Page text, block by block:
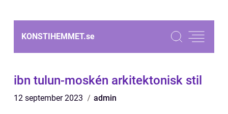
KONSTIHEMMET.se
ibn tulun-moskén arkitektonisk stil
12 september 2023 admin